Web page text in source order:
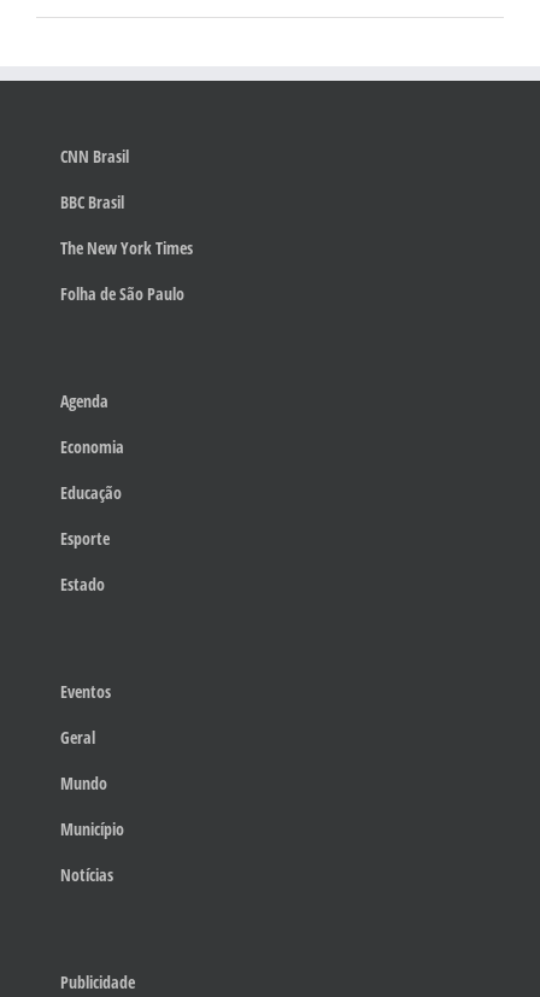
CNN Brasil
BBC Brasil
The New York Times
Folha de São Paulo
Agenda
Economia
Educação
Esporte
Estado
Eventos
Geral
Mundo
Município
Notícias
Publicidade